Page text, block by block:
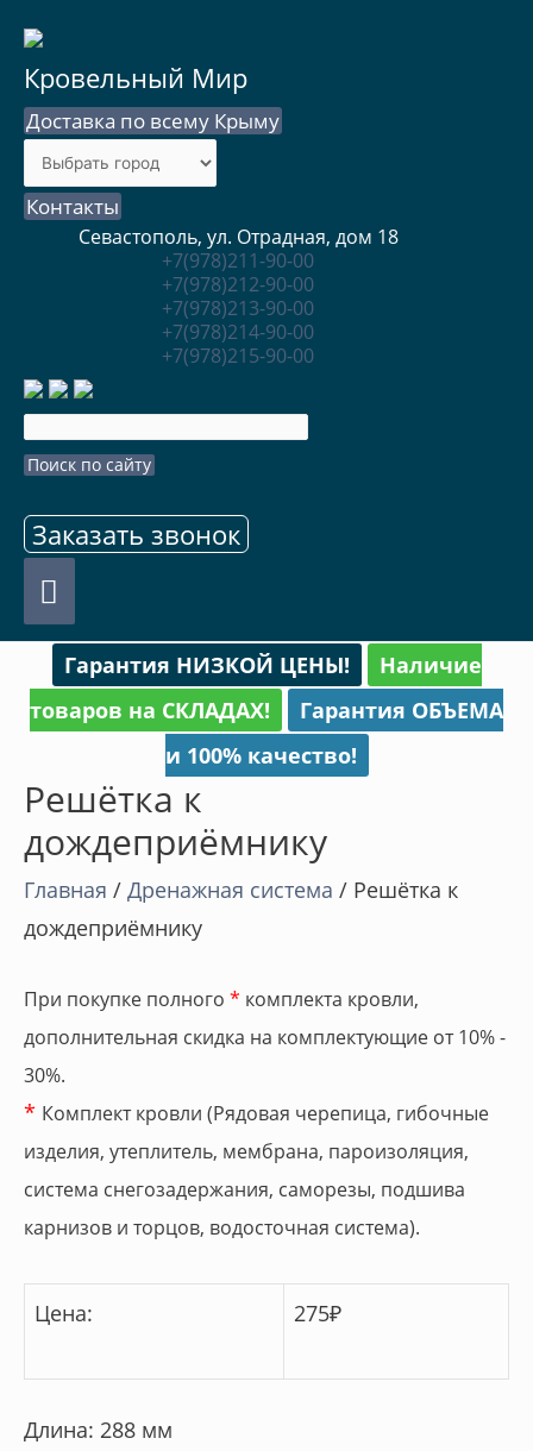
Кровельный Мир
Доставка по всему Крыму
Контакты
Севастополь, ул. Отрадная, дом 18
+7(978)211-90-00
+7(978)212-90-00
+7(978)213-90-00
+7(978)214-90-00
+7(978)215-90-00
Заказать звонок
Главное
меню
Гарантия НИЗКОЙ ЦЕНЫ!
Наличие
товаров на СКЛАДАХ!
Гарантия ОБЪЕМА
и 100% качество!
Решётка к
дождеприёмнику
Главная / Дренажная система / Решётка к
дождеприёмнику
При покупке полного * комплекта кровли,
дополнительная скидка на комплектующие от 10% -
30%.
* Комплект кровли (Рядовая черепица, гибочные
изделия, утеплитель, мембрана, пароизоляция,
система снегозадержания, саморезы, подшива
карнизов и торцов, водосточная система).
Цена: 275₽
Длина: 288 мм